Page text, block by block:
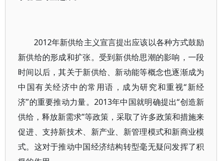
2012年新供给主义宣言提出应该以各种方式鼓励
新供给的形成和扩张。受到新供给思潮的影响，一段
时间以后，其关于新供给、新动能等概念也逐渐成为
中国有关经济中的常用语，成为研究和重视“新经
济”的重要推动力量。2013年中国就明确提出“创造新
供给，释放新需求”等政策，采取了许多政策和措施来
促进、支持新技术、新产业、新管理模式和新商业模
式。这对于推动中国经济结构转型毫无疑问发挥了积